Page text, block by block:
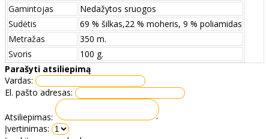
Gamintojas
Nedažytos sruogos
Sudėtis
69 % šilkas,22 % moheris, 9 % poliamidas
Metražas
350 m.
Svoris
100 g.
Parašyti atsiliepimą
Vardas:
El. pašto adresas:
Atsiliepimas:
Įvertinimas: